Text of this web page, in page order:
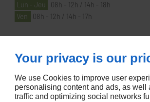
Lun - Jeu
08h - 12h / 14h - 18h
Ven
08h - 12h / 14h - 17h
À PROPOS
Accueil
Contactez-nous
Your privacy is our
We use Cookies to improve user
personalising content and ads, as well
traffic and optimizing social networks